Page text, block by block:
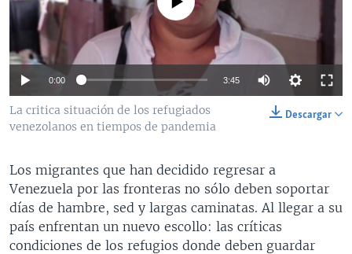
VENEZUELA
BRASIL
NICARAGUA
ECONOMÍA
ENTRETENIMIENTO Y CULTURA
TECNOLOGÍA
DEPORTES
CIENCIA Y SALUD
MULTIMEDIA
VIDEOS
FOTOGRAFÍA
AUDIOS
PROGRAMAS TV
EL MUNDO AL DÍA
FORO INTERAMERICANO
VISIÓN 360
PANORAMA
AVANCE INFORMATIVO
AUDIONOTICIAS
ESTADOS UNIDOS AL DÍA
EL MUNDO AL DÍA [RADIO]
FORO [RADIO]
DIRECT
DOCUMENTALES DE LA VOA
Learning English
SÍGANOS
0:00 3:45
Descargar
La critica situación de los refugiados
venezolanos en tiempos de pandemia
Los migrantes que han decidido regresar a
Venezuela por las fronteras no sólo deben soportar
días de hambre, sed y largas caminatas. Al llegar a su
país enfrentan un nuevo escollo: las críticas
condiciones de los refugios donde deben guardar